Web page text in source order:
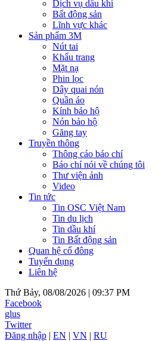
Dịch vụ dầu khí
Bất động sản
Lĩnh vực khác
Sản phẩm 3M
Nút tai
Khẩu trang
Mặt nạ
Phin lọc
Dây quai nón
Quần áo
Kính bảo hộ
Nón bảo hộ
Găng tay
Truyền thông
Thông cáo báo chí
Báo chí nói về chúng tôi
Thư viện ảnh
Video
Tin tức
Tin OSC Việt Nam
Tin du lịch
Tin dầu khí
Tin Bất động sản
Quan hệ cổ đông
Tuyển dụng
Liên hệ
Thứ Bảy, 08/08/2026 | 09:37 PM
Facebook
glus
Twitter
Đăng nhập | EN | VN | RU